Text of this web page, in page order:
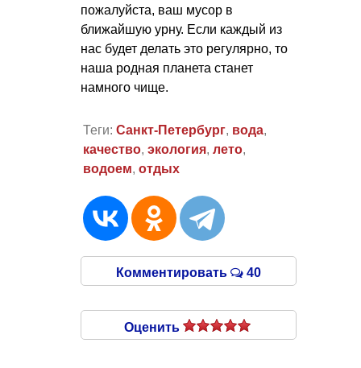
пожалуйста, ваш мусор в
ближайшую урну. Если каждый из
нас будет делать это регулярно, то
наша родная планета станет
намного чище.
Теги: Санкт-Петербург, вода,
качество, экология, лето,
водоем, отдых
Комментировать 40
Оценить